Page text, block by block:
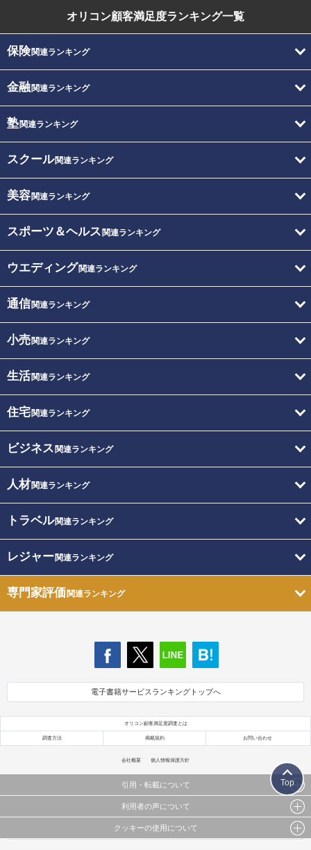
オリコン顧客満足度ランキング一覧
保険関連ランキング
金融関連ランキング
塾関連ランキング
スクール関連ランキング
美容関連ランキング
スポーツ＆ヘルス 関連ランキング
ウエディング関連ランキング
通信関連ランキング
小売関連ランキング
生活関連ランキング
住宅関連ランキング
ビジネス 関連ランキング
人材関連ランキング
トラベル関連ランキング
レジャー関連ランキング
専門家評価関連ランキング
電子書籍サービスランキングトップへ
オリコン顧客満足度調査とは
調査方法 掲載規約 お問い合わせ
会社概要 個人情報保護方針
引用・転載について
当サイトで公開されている情報（文字、写真、イラスト、画像データ等）及びこれらの配置・
これらの情報を権利者の許可なく無断転載・複製などの二次利用を行うことは固く禁じており
利用者の声について
当サイトに掲載している内容はすべてサービスの利用者が提出された見解・感想です。
クッキーの使用について
Top